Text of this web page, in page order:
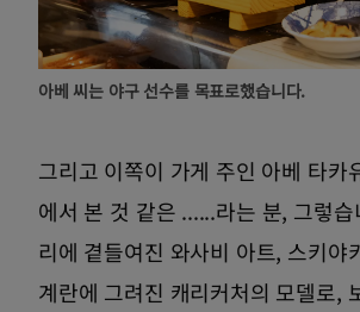
아베 씨는 야구 선수를 목표로했습니다.
그리고 이쪽이 가게 주인 아베 타카
에서 본 것 같은 ......라는 분, 그렇
리에 곁들여진 와사비 아트, 스키야
계란에 그려진 캐리커처의 모델로,